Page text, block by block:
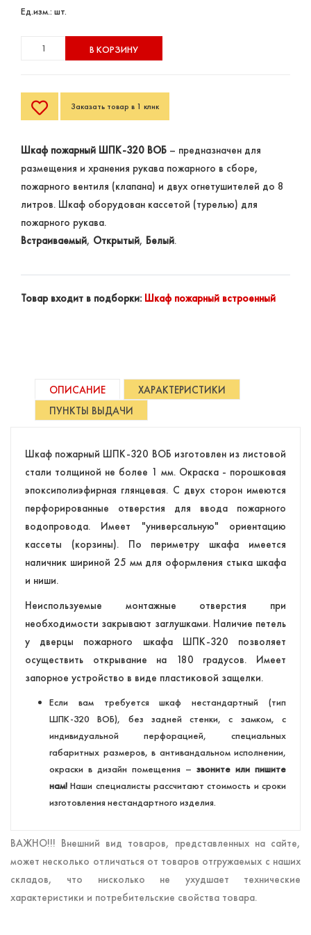
Ед.изм.: шт.
В КОРЗИНУ
Заказать товар в 1 клик
Шкаф пожарный ШПК-320 ВОБ – предназначен для
размещения и хранения рукава пожарного в сборе,
пожарного вентиля (клапана) и двух огнетушителей до 8
литров. Шкаф оборудован кассетой (турелью) для
пожарного рукава.
Встраиваемый, Открытый, Белый.
Товар входит в подборки: Шкаф пожарный встроенный
ОПИСАНИЕ
ХАРАКТЕРИСТИКИ
ПУНКТЫ ВЫДАЧИ
Шкаф пожарный ШПК-320 ВОБ изготовлен из листовой
стали толщиной не более 1 мм. Окраска - порошковая
эпоксиполиэфирная глянцевая. С двух сторон имеются
перфорированные отверстия для ввода пожарного
водопровода. Имеет "универсальную" ориентацию
кассеты (корзины). По периметру шкафа имеется
наличник шириной 25 мм для оформления стыка шкафа
и ниши.
Неиспользуемые монтажные отверстия при
необходимости закрывают заглушками. Наличие петель
у дверцы пожарного шкафа ШПК-320 позволяет
осуществить открывание на 180 градусов. Имеет
запорное устройство в виде пластиковой защелки.
Если вам требуется шкаф нестандартный (тип
ШПК-320 ВОБ), без задней стенки, с замком, с
индивидуальной перфорацией, специальных
габаритных размеров, в антивандальном исполнении,
окраски в дизайн помещения – звоните или пишите
нам! Наши специалисты рассчитают стоимость и сроки
изготовления нестандартного изделия.
ВАЖНО!!! Внешний вид товаров, представленных на сайте,
может несколько отличаться от товаров отгружаемых с наших
складов, что нисколько не ухудшает технические
характеристики и потребительские свойства товара.